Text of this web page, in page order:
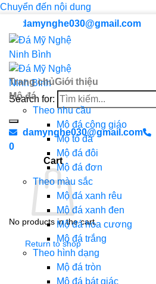
Chuyển đến nội dung
damynghe030@gmail.com
Search for:
damynghe030@gmail.com
0
Cart
No products in the cart.
Return to shop
Trang chủGiới thiệu
Mộ đá
Theo nhu cầu
Mộ đá công giáo
Mộ tổ đá
Mộ đá đôi
Mộ đá đơn
Theo màu sắc
Mộ đá xanh rêu
Mộ đá xanh đen
Mộ đá hoa cương
Mộ đá trắng
Theo hình dạng
Mộ đá tròn
Mộ đá bát giác